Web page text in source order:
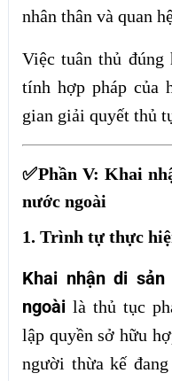
nhân thân và quan
Việc tuân thủ đúng
tính hợp pháp của
gian giải quyết thủ
✅Phần V: Khai
nước ngoài
1. Trình tự thực
Khai nhận di
ngoàilà thủ tục
lập quyền sở hữu
người thừa kế